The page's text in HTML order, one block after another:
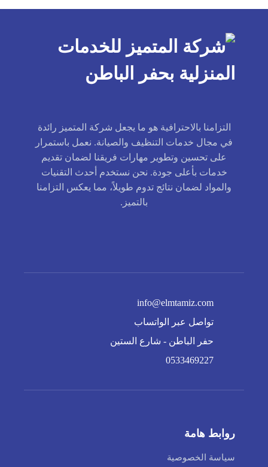
التزامنا بالاحترافية هو ما يجعل شركة المتميز رائدة
في مجال خدمات التنظيف والصيانة. نعمل باستمرار
على تحسين وتطوير مهارات فريقنا لضمان تقديم
خدمات بأعلى جودة. نحن نستخدم أحدث التقنيات
والمواد لضمان نتائج تدوم طويلاً، مما يعكس التزامنا
بالتميز.
info@elmtamiz.com
تواصل عبر الواتساب
حفر الباطن - شارع الستين
0533469227
روابط هامة
سياسة الخصوصية